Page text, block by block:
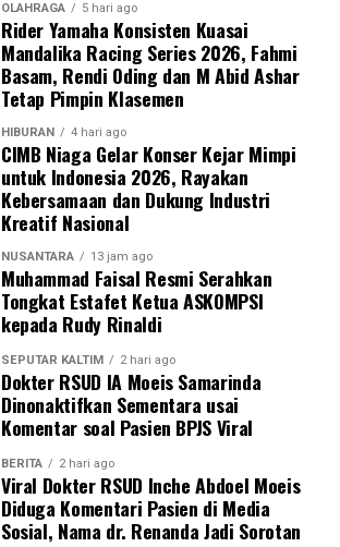
OLAHRAGA 5 hari ago
Rider Yamaha Konsisten Kuasai
Mandalika Racing Series 2026, Fahmi
Basam, Rendi Oding dan M Abid Ashar
Tetap Pimpin Klasemen
HIBURAN 4 hari ago
CIMB Niaga Gelar Konser Kejar Mimpi
untuk Indonesia 2026, Rayakan
Kebersamaan dan Dukung Industri
Kreatif Nasional
NUSANTARA 13 jam ago
Muhammad Faisal Resmi Serahkan
Tongkat Estafet Ketua ASKOMPSI
kepada Rudy Rinaldi
SEPUTAR KALTIM 2 hari ago
Dokter RSUD IA Moeis Samarinda
Dinonaktifkan Sementara usai
Komentar soal Pasien BPJS Viral
BERITA 2 hari ago
Viral Dokter RSUD Inche Abdoel Moeis
Diduga Komentari Pasien di Media
Sosial, Nama dr. Renanda Jadi Sorotan